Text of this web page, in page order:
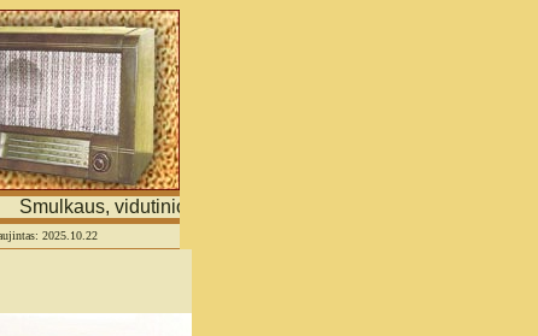
Smulkaus, vidutinio verslo ir asmeninių tinklapių portalas
2025.10.22